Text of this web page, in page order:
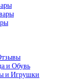
и Обувь
и Игрушки